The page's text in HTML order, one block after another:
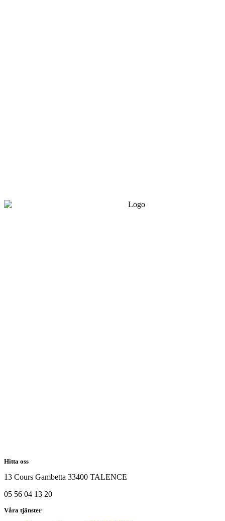
Hitta oss
13 Cours Gambetta 33400 TALENCE
05 56 04 13 20
Våra tjänster